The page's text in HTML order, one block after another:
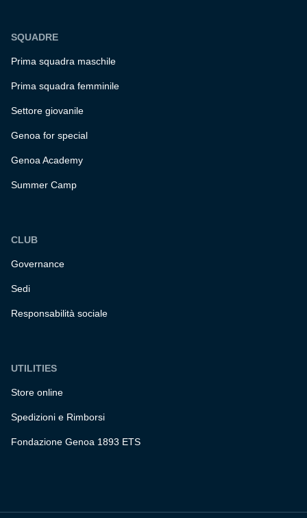
SQUADRE
Prima squadra maschile
Prima squadra femminile
Settore giovanile
Genoa for special
Genoa Academy
Summer Camp
CLUB
Governance
Sedi
Responsabilità sociale
UTILITIES
Store online
Spedizioni e Rimborsi
Fondazione Genoa 1893 ETS